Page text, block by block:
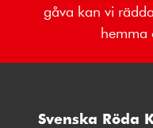
gåva kan vi
hemma
Svenska Röda